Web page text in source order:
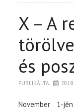
X – A
és
PUBLIKÁLTA
November 1-